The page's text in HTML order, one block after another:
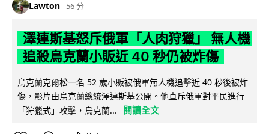
Lawton 56 分
澤連斯基怒斥俄軍「人肉狩獵」 無人機
追殺烏克蘭小販近 40 秒仍被炸傷
烏克蘭克爾松一名 52 歲小販被俄軍無人機追擊近 40 秒後被炸
傷，影片由烏克蘭總統澤連斯基公開。他直斥俄軍對平民進行
「狩獵式」攻擊，烏克蘭...
閱讀全文